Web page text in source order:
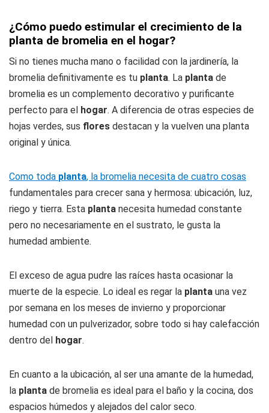
¿Cómo puedo estimular el crecimiento de la
planta de bromelia en el hogar?
Si no tienes mucha mano o facilidad con la jardinería, la
bromelia definitivamente es tu planta. La planta de
bromelia es un complemento decorativo y purificante
perfecto para el hogar. A diferencia de otras especies de
hojas verdes, sus flores destacan y la vuelven una planta
original y única.
Como toda planta, la bromelia necesita de cuatro cosas
fundamentales para crecer sana y hermosa: ubicación, luz,
riego y tierra. Esta planta necesita humedad constante
pero no necesariamente en el sustrato, le gusta la
humedad ambiente.
El exceso de agua pudre las raíces hasta ocasionar la
muerte de la especie. Lo ideal es regar la planta una vez
por semana en los meses de invierno y proporcionar
humedad con un pulverizador, sobre todo si hay calefacción
dentro del hogar.
En cuanto a la ubicación, al ser una amante de la humedad,
la planta de bromelia es ideal para el baño y la cocina, dos
espacios húmedos y alejados del calor seco.